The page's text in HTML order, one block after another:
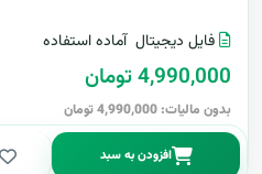
فایل دیجیتال آماده استفاده
4,990,000 تومان
بدون مالیات: 4,990,000 تومان
افزودن به سبد